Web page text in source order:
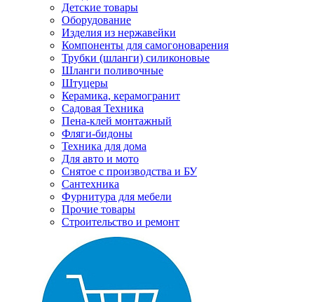
Детские товары
Оборудование
Изделия из нержавейки
Компоненты для самогоноварения
Трубки (шланги) силиконовые
Шланги поливочные
Штуцеры
Керамика, керамогранит
Садовая Техника
Пена-клей монтажный
Фляги-бидоны
Техника для дома
Для авто и мото
Снятое с производства и БУ
Сантехника
Фурнитура для мебели
Прочие товары
Строительство и ремонт